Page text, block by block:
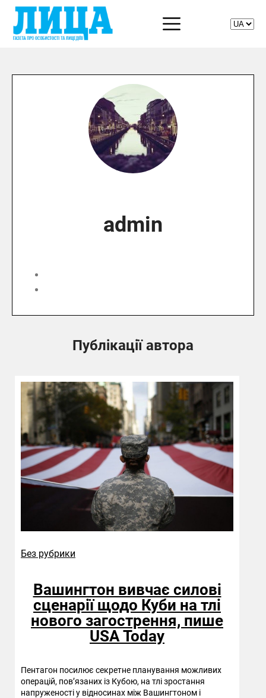
admin
Публікації автора
Без рубрики
Вашингтон вивчає силові
сценарії щодо Куби на тлі
нового загострення, пише
USA Today
Пентагон посилює секретне планування можливих
операцій, пов’язаних із Кубою, на тлі зростання
напруженості у відносинах між Вашингтоном і